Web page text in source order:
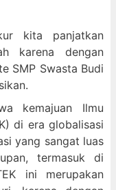
kita panjatkan
karena dengan
SMP Swasta Budi
kemajuan Ilmu
di era globalisasi
yang sangat luas
termasuk di
ini merupakan